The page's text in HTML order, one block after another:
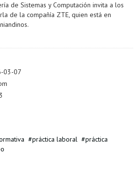
de Sistemas y Computación invita a los
de la compañía ZTE, quien está en
03-07
práctica laboral
práctica